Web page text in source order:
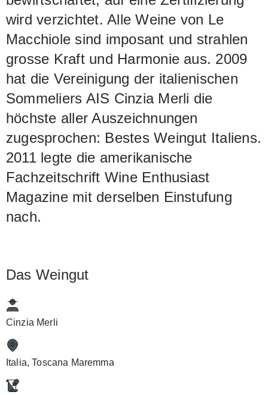
wird verzichtet. Alle Weine von Le
Macchiole sind imposant und strahlen
grosse Kraft und Harmonie aus. 2009
hat die Vereinigung der italienischen
Sommeliers AIS Cinzia Merli die
höchste aller Auszeichnungen
zugesprochen: Bestes Weingut Italiens.
2011 legte die amerikanische
Fachzeitschrift Wine Enthusiast
Magazine mit derselben Einstufung
nach.
Das Weingut
Cinzia Merli
Italia, Toscana Maremma